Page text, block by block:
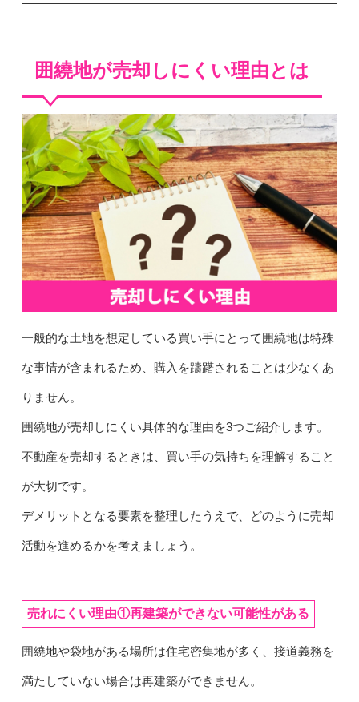
囲繞地が売却しにくい理由とは
一般的な土地を想定している買い手にとって囲繞地は特殊
な事情が含まれるため、購入を躊躇されることは少なくあ
りません。
囲繞地が売却しにくい具体的な理由を3つご紹介します。
不動産を売却するときは、買い手の気持ちを理解すること
が大切です。
デメリットとなる要素を整理したうえで、どのように売却
活動を進めるかを考えましょう。
売れにくい理由①再建築ができない可能性がある
囲繞地や袋地がある場所は住宅密集地が多く、接道義務を
満たしていない場合は再建築ができません。